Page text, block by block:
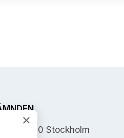
103 90 Stockholm
×